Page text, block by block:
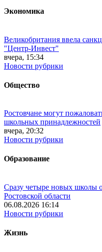
Экономика
Великобритания ввела
"Центр-Инвест"
вчера, 15:34
Новости рубрики
Общество
Ростовчане могут
школьных принадлежностей
вчера, 20:32
Новости рубрики
Образование
Сразу четыре новых школы
Ростовской области
06.08.2026 16:14
Новости рубрики
Жизнь